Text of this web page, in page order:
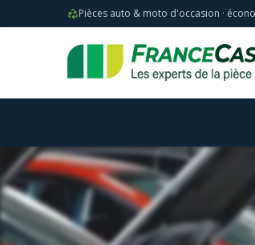
Pièces auto & moto d'occasion ·